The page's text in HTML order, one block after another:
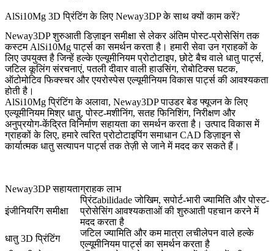
AlSi10Mg 3D प्रिंटिंग के लिए Neway3DP के साथ क्यों काम करें?
Neway3DP शुरुआती डिज़ाइन समीक्षा से लेकर अंतिम पोस्ट-प्रोसेसिंग तक
कस्टम AlSi10Mg पार्ट्स का समर्थन करता है। हमारी सेवा उन ग्राहकों के
लिए उपयुक्त है जिन्हें हल्के एल्यूमीनियम प्रोटोटाइप, छोटे बैच वाले धातु पार्ट्स,
जटिल कूलिंग संरचनाएं, पतली दीवार वाली हाउसिंग, रोबोटिक्स घटक,
ऑटोमोटिव फिक्स्चर और एयरोस्पेस एल्यूमीनियम विकास पार्ट्स की आवश्यकता
होती है।
AlSi10Mg प्रिंटिंग के अलावा, Neway3DPपाउडर बेड फ्यूजन के लिए
एल्यूमीनियम मिश्र धातु, पोस्ट-मशीनिंग, सतह फिनिशिंग, निरीक्षण और
अनुप्रयोग-केंद्रित विनिर्माण सहायता का समर्थन करता है। उत्पाद विकास में
ग्राहकों के लिए, हमारेत्वरित प्रोटोटाइपिंग समाधानCAD डिज़ाइन से
कार्यात्मक धातु सत्यापन पार्ट्स तक तेज़ी से जाने में मदद कर सकते हैं।
Neway3DP सहायताग्राहक लाभ
इंजीनियरिंग समीक्षा
प्रिंटabilidade जोखिम, सपोर्ट-भारी ज्यामिति और पोस्ट-
प्रोसेसिंग आवश्यकताओं की शुरुआती पहचान करने में
मदद करता है
धातु 3D प्रिंटिंग
जटिल ज्यामिति और कम मात्रा लचीलेपन वाले हल्के
एल्यूमीनियम पार्ट्स का समर्थन करता है